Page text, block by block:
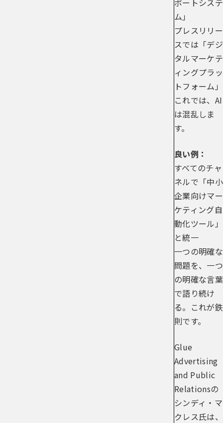
ポートシステ
ム」
プレスリリー
スでは「デジ
タルマーケテ
ィングプラッ
トフォーム」
これでは、AI
は混乱しま
す。
良い例：
すべてのチャ
ネルで「中小
企業向けマー
ケティング自
動化ツール」
と統一
一つの明確な
問題を、一つ
の明確な言葉
で語り続け
る。これが鉄
則です。
Glue
Advertising
and Public
Relationsの
シンディ・マ
クレス氏は、